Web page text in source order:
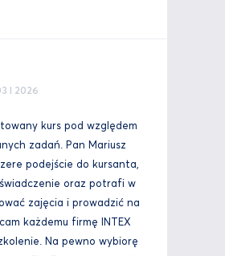
I 2026
kurs pod względem
zadań. Pan Mariusz
podejście do kursanta,
oraz potrafi w
zajęcia i prowadzić na
każdemu firmę INTEX
Na pewno wybiorę